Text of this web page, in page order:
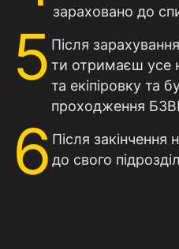
зараховано до
5 Після
ти отримаєш усе
та екіпіровку та
проходження
6 Після
до свого